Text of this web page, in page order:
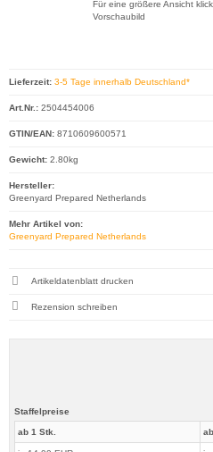
Für eine größere Ansicht
Vorschaubild
Staffelpreise
ab 1 Stk.
Lieferzeit: 3-5 Tage innerhalb Deutschland*
Art.Nr.: 2504454006
GTIN/EAN: 8710609600571
Gewicht: 2.80kg
Hersteller:
Greenyard Prepared Netherlands
Mehr Artikel von:
Greenyard Prepared Netherlands
Artikeldatenblatt drucken
Rezension schreiben